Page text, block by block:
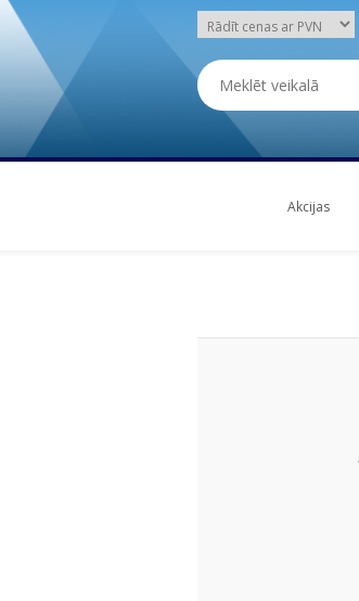
Akcijas